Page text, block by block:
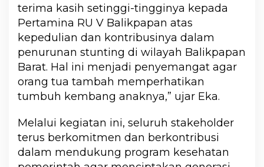
terima kasih setinggi-tingginya kepada
Pertamina RU V Balikpapan atas
kepedulian dan kontribusinya dalam
penurunan stunting di wilayah Balikpapan
Barat. Hal ini menjadi penyemangat agar
orang tua tambah memperhatikan
tumbuh kembang anaknya,” ujar Eka.
Melalui kegiatan ini, seluruh stakeholder
terus berkomitmen dan berkontribusi
dalam mendukung program kesehatan